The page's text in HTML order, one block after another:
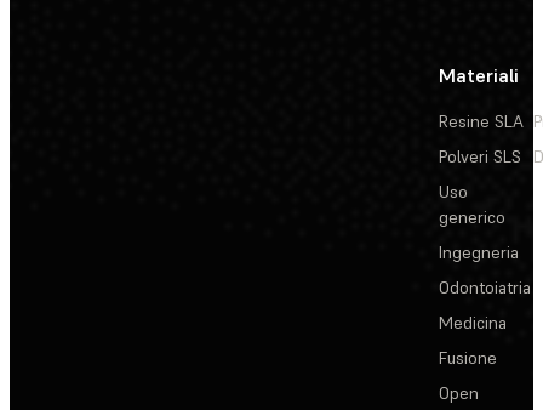
Materiali
Resine SLA
Polveri SLS
Uso
generico
Ingegneria
Odontoiatria
Medicina
Fusione
Open